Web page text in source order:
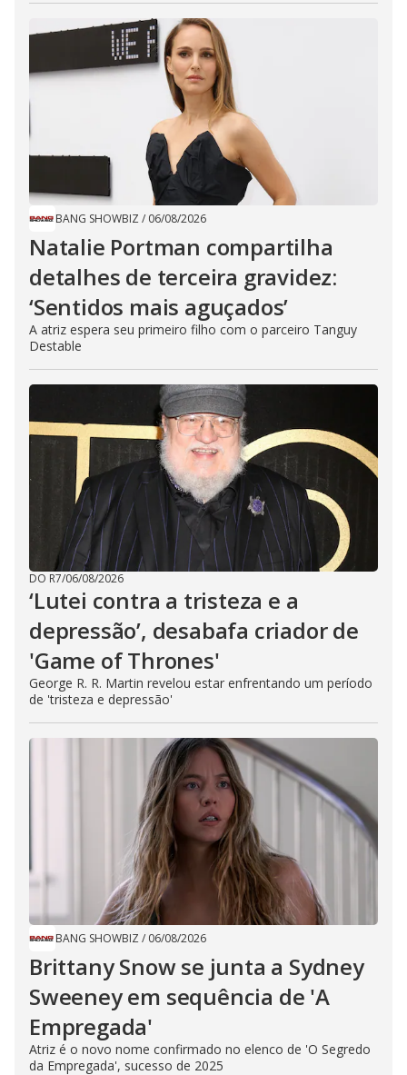
BANG SHOWBIZ / 06/08/2026
Natalie Portman compartilha
detalhes de terceira gravidez:
‘Sentidos mais aguçados’
A atriz espera seu primeiro filho com o parceiro Tanguy
Destable
DO R7/06/08/2026
‘Lutei contra a tristeza e a
depressão’, desabafa criador de
'Game of Thrones'
George R. R. Martin revelou estar enfrentando um período
de 'tristeza e depressão'
BANG SHOWBIZ / 06/08/2026
Brittany Snow se junta a Sydney
Sweeney em sequência de ​'A
Empregada​'
Atriz é o novo nome confirmado no elenco de 'O Segredo
da Empregada', sucesso de 2025